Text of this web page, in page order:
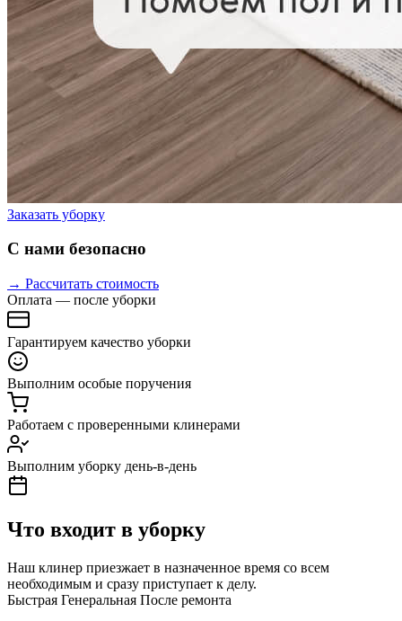
Заказать уборку
С нами безопасно
→ Рассчитать стоимость
Оплата — после уборки
Гарантируем качество уборки
Выполним особые поручения
Работаем с проверенными клинерами
Выполним уборку день-в-день
Что входит в уборку
Наш клинер приезжает в назначенное время со всем
необходимым и сразу приступает к делу.
Быстрая Генеральная После ремонта